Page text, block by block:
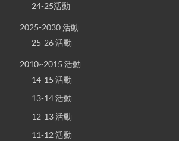
24-25活動
2025-2030 活動
25-26 活動
2010~2015 活動
14-15 活動
13-14 活動
12-13 活動
11-12 活動